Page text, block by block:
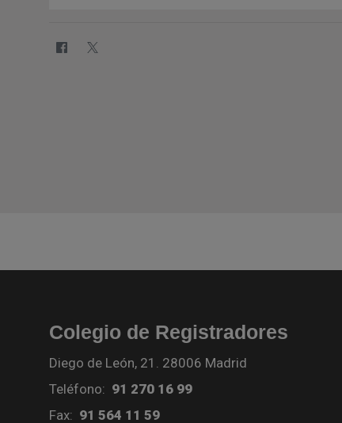
Colegio de Registradores
Diego de León, 21. 28006 Madrid
Teléfono: 91 270 16 99
Fax: 91 564 11 59